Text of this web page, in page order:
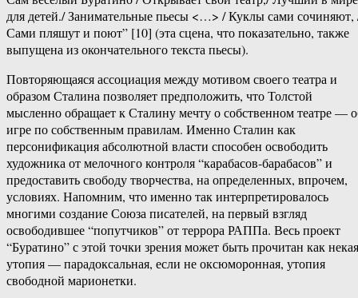
для детей./ Занимательные пьесы <…> / Куклы сами сочиняют,
Сами пляшут и поют” [10] (эта сцена, что показательно, также
выпущена из окончательного текста пьесы).
Повторяющаяся ассоциация между мотивом своего театра и
образом Сталина позволяет предположить, что Толстой
мысленно обращает к Сталину мечту о собственном театре —
игре по собственным правилам. Именно Сталин как
персонификация абсолютной власти способен освободить
художника от мелочного контроля “карабасов-барабасов” и
предоставить свободу творчества, на определенных, впрочем,
условиях. Напомним, что именно так интерпретировалось
многими создание Союза писателей, на первый взгляд
освободившее “попутчиков” от террора РАППа. Весь проект
“Буратино” с этой точки зрения может быть прочитан как некая
утопия — парадоксальная, если не оксюморонная, утопия
свободной марионетки.